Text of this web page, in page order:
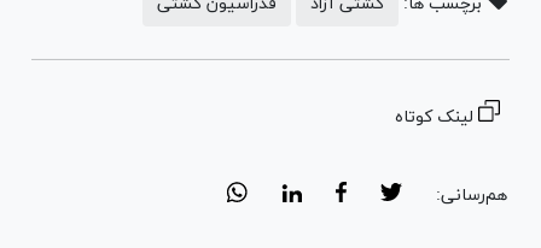
لینک کوتاه
هم‌رسانی: